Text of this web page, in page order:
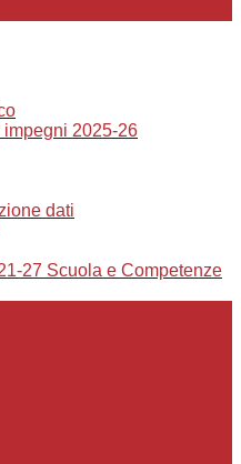
2025-26
dati
27 Scuola e Competenze